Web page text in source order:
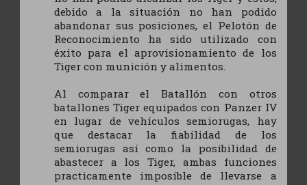
debido a la situación no han podido
abandonar sus posiciones, el Pelotón de
Reconocimiento ha sido utilizado con
éxito para el aprovisionamiento de los
Tiger con munición y alimentos.
Al comparar el Batallón con otros
batallones Tiger equipados con Panzer IV
en lugar de vehículos semiorugas, hay
que destacar la fiabilidad de los
semiorugas así como la posibilidad de
abastecer a los Tiger, ambas funciones
practicamente imposible de llevarse a